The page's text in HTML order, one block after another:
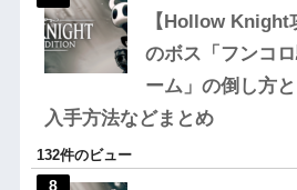
【Hollow Knight
のボス「フンコ
ーム」の倒し方
入手方法などまとめ
132件のビュー